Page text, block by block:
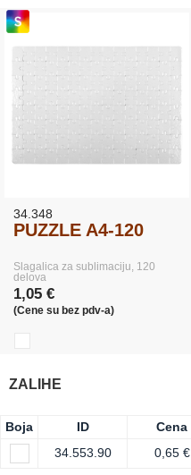
34.348
PUZZLE A4-120
Slagalica za sublimaciju, 120
delova
1,05 €
(Cene su bez pdv-a)
ZALIHE
Boja ID Cena
34.553.90
0,65 €